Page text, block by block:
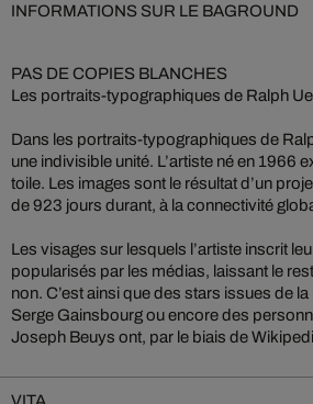
INFORMATIONS SUR LE BAGROUND
PAS DE COPIES BLANCHES
Les portraits-typographiques de Ralph
Dans les portraits-typographiques de
une indivisible unité. L’artiste né en 1966
toile. Les images sont le résultat d’un
de 923 jours durant, à la connectivité
Les visages sur lesquels l’artiste inscrit
popularisés par les médias, laissant le
non. C’est ainsi que des stars issues de
Serge Gainsbourg ou encore des
Joseph Beuys ont, par le biais de